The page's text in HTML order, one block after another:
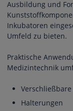
Ausbildung und
Inkubatoren
Umfeld zu bieten.
Praktische
Medizintechnik
Halterungen